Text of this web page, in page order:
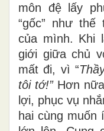
môn đệ lấy
“gốc” như thế
của mình. Khi
giới giữa chủ
mất đi, vì “
tôi tớ!” Hơn
lợi, phục vụ
hai cùng muốn